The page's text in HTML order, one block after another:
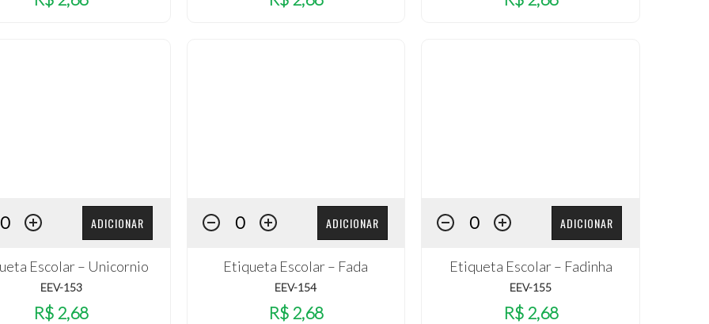
ADICIONAR
Escolar – Unicornio
EEV-153
R$ 2,68
ADICIONAR
Etiqueta Escolar – Fada
EEV-154
R$ 2,68
ADICIONAR
Etiqueta Escolar – Fadinha
EEV-155
R$ 2,68